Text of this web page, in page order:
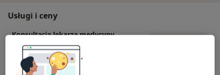
Usługi i ceny
Konsultacja lekarza medycyny
pracy
Od 200 zł Szczegóły